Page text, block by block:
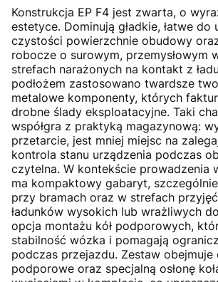
Konstrukcja EP F4 jest zwarta, o
estetyce. Dominują gładkie, łatwe do
czystości powierzchnie obudowy
robocze o surowym, przemysłowym
strefach narażonych na kontakt z
podłożem zastosowano twardsze
metalowe komponenty, których
drobne ślady eksploatacyjne. Taki
współgra z praktyką magazynową:
przetarcie, jest mniej miejsc na
kontrola stanu urządzenia podczas
czytelna. W kontekście prowadzenia
ma kompaktowy gabaryt,
przy bramach oraz w strefach
ładunków wysokich lub wrażliwych
opcja montażu kół podporowych,
stabilność wózka i pomagają
podczas przejazdu. Zestaw obejmuje
podporowe oraz specjalną osłonę